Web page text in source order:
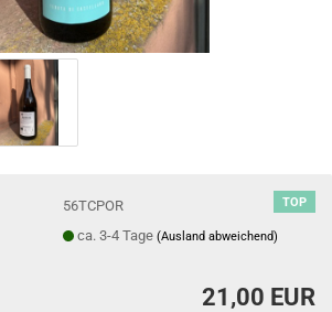
TOP
56TCPOR
ca. 3-4 Tage(Ausland abweichend)
21,00 EUR